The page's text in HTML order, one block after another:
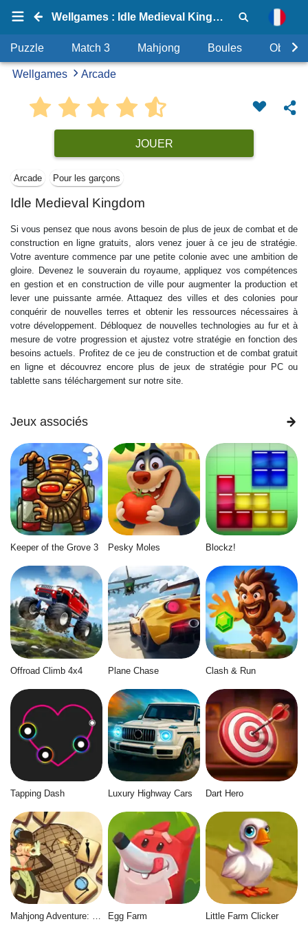
Wellgames : Idle Medieval Kingdom
Puzzle Match 3 Mahjong Boules Objets
Wellgames Arcade
JOUER
Arcade Pour les garçons
Idle Medieval Kingdom
Si vous pensez que nous avons besoin de plus de jeux de combat et de
construction en ligne gratuits, alors venez jouer à ce jeu de stratégie.
Votre aventure commence par une petite colonie avec une ambition de
gloire. Devenez le souverain du royaume, appliquez vos compétences
en gestion et en construction de ville pour augmenter la production et
lever une puissante armée. Attaquez des villes et des colonies pour
conquérir de nouvelles terres et obtenir les ressources nécessaires à
votre développement. Débloquez de nouvelles technologies au fur et à
mesure de votre progression et ajustez votre stratégie en fonction des
besoins actuels. Profitez de ce jeu de construction et de combat gratuit
en ligne et découvrez encore plus de jeux de stratégie pour PC ou
tablette sans téléchargement sur notre site.
Jeux associés
Keeper of the Grove 3 Pesky Moles Blockz!
Offroad Climb 4x4 Plane Chase Clash & Run
Tapping Dash Luxury Highway Cars Dart Hero
Mahjong Adventure: World Quest Egg Farm Little Farm Clicker